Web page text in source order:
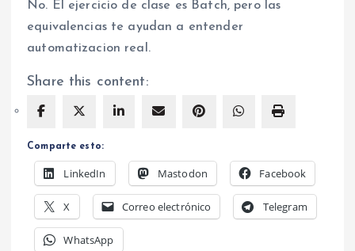
No. El ejercicio de clase es Batch, pero las
equivalencias te ayudan a entender
automatizacion real.
Share this content:
Comparte esto:
LinkedIn Mastodon Facebook
X Correo electrónico Telegram
WhatsApp